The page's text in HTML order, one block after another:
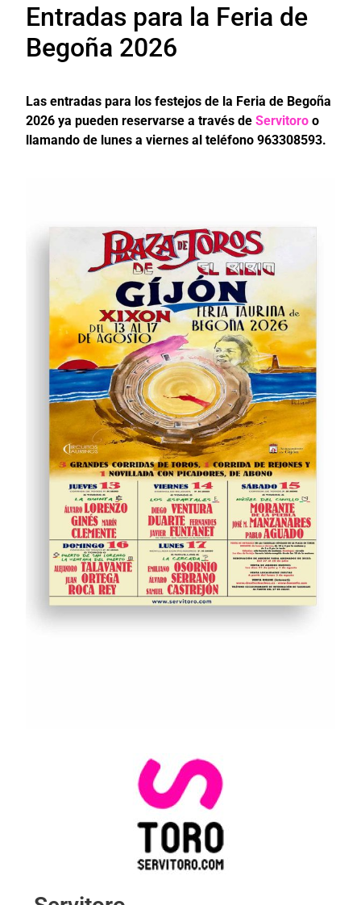
Entradas para la Feria de
Begoña 2026
Las entradas para los festejos de la Feria de Begoña
2026 ya pueden reservarse a través de Servitoro o
llamando de lunes a viernes al teléfono 963308593.